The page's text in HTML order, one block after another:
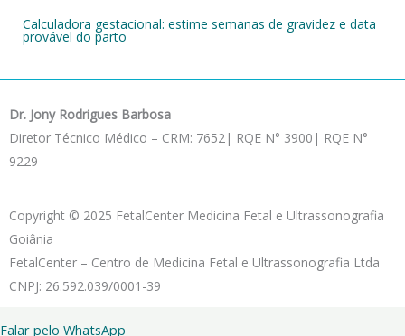
Calculadora gestacional: estime semanas de gravidez e data
provável do parto
Dr. Jony Rodrigues Barbosa
Diretor Técnico Médico – CRM: 7652| RQE N° 3900| RQE N°
9229
Copyright © 2025 FetalCenter Medicina Fetal e Ultrassonografia
Goiânia
FetalCenter – Centro de Medicina Fetal e Ultrassonografia Ltda
CNPJ: 26.592.039/0001-39
Falar pelo WhatsApp